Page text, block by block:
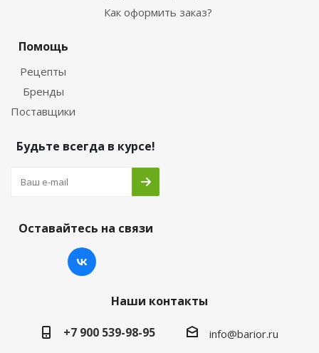
Как оформить заказ?
Помощь
Рецепты
Бренды
Поставщики
Будьте всегда в курсе!
Оставайтесь на связи
Наши контакты
+7 900 539-98-95
info@barior.ru